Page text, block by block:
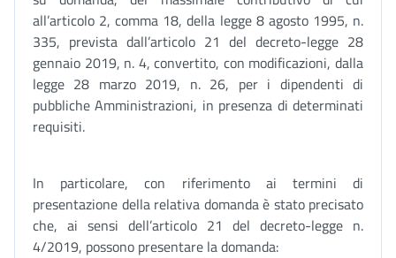
all’articolo 2, comma 18, della legge 8 agosto 1995, n.
335, prevista dall’articolo 21 del decreto-legge 28
gennaio 2019, n. 4, convertito, con modificazioni, dalla
legge 28 marzo 2019, n. 26, per i dipendenti di
pubbliche Amministrazioni, in presenza di determinati
requisiti.
In particolare, con riferimento ai termini di
presentazione della relativa domanda è stato precisato
che, ai sensi dell’articolo 21 del decreto-legge n.
4/2019, possono presentare la domanda: